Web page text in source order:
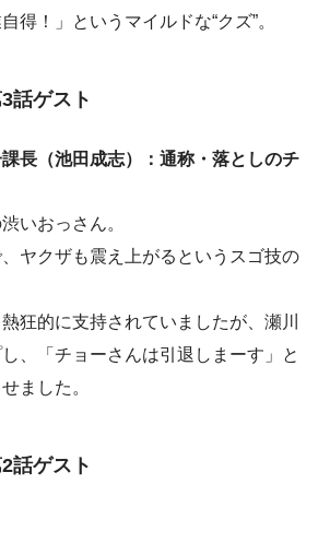
得！」というマイルドな“クズ”。
話ゲスト
長（池田成志）：通称・落としのチ
いおっさん。
ヤクザも震え上がるというスゴ技の
狂的に支持されていましたが、瀬川
、「チョーさんは引退しまーす」と
ました。
話ゲスト